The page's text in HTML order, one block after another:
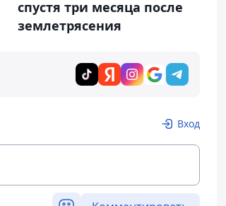
спустя три месяца после
землетрясения
Вход